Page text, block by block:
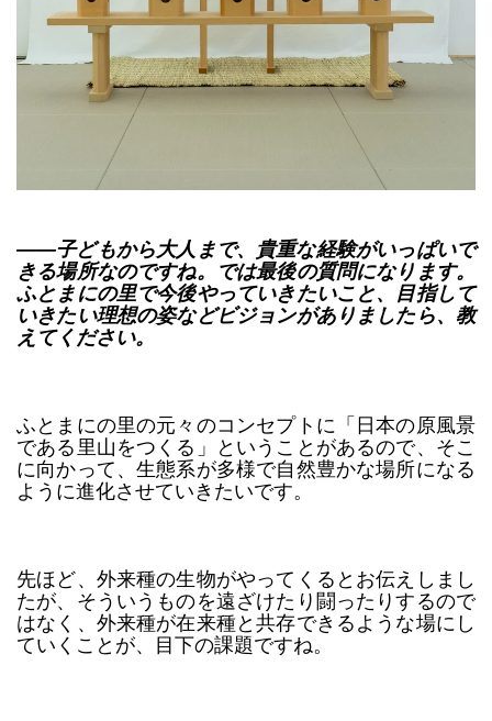
――子どもから大人まで、貴重な経験がいっぱいで
きる場所なのですね。では最後の質問になります。
ふとまにの里で今後やっていきたいこと、目指して
いきたい理想の姿などビジョンがありましたら、教
えてください。
ふとまにの里の元々のコンセプトに「日本の原風景
である里山をつくる」ということがあるので、そこ
に向かって、生態系が多様で自然豊かな場所になる
ように進化させていきたいです。
先ほど、外来種の生物がやってくるとお伝えしまし
たが、そういうものを遠ざけたり闘ったりするので
はなく、外来種が在来種と共存できるような場にし
ていくことが、目下の課題ですね。